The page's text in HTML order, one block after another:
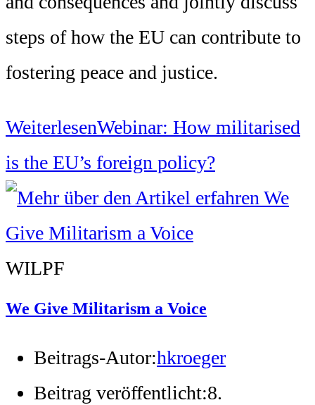
steps of how the EU can contribute to
fostering peace and justice.
WeiterlesenWebinar: How militarised
is the EU’s foreign policy?
WILPF
We Give Militarism a Voice
Beitrags-Autor:hkroeger
Beitrag veröffentlicht:8.